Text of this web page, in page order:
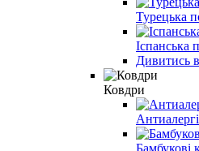
Турецька
Іспанська
Дивитись
Ковдри
Бамбукові